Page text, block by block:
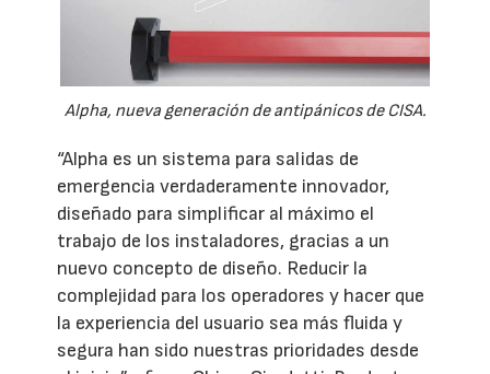
Alpha, nueva generación de antipánicos de CISA.
“Alpha es un sistema para salidas de
emergencia verdaderamente innovador,
diseñado para simplificar al máximo el
trabajo de los instaladores, gracias a un
nuevo concepto de diseño. Reducir la
complejidad para los operadores y hacer que
la experiencia del usuario sea más fluida y
segura han sido nuestras prioridades desde